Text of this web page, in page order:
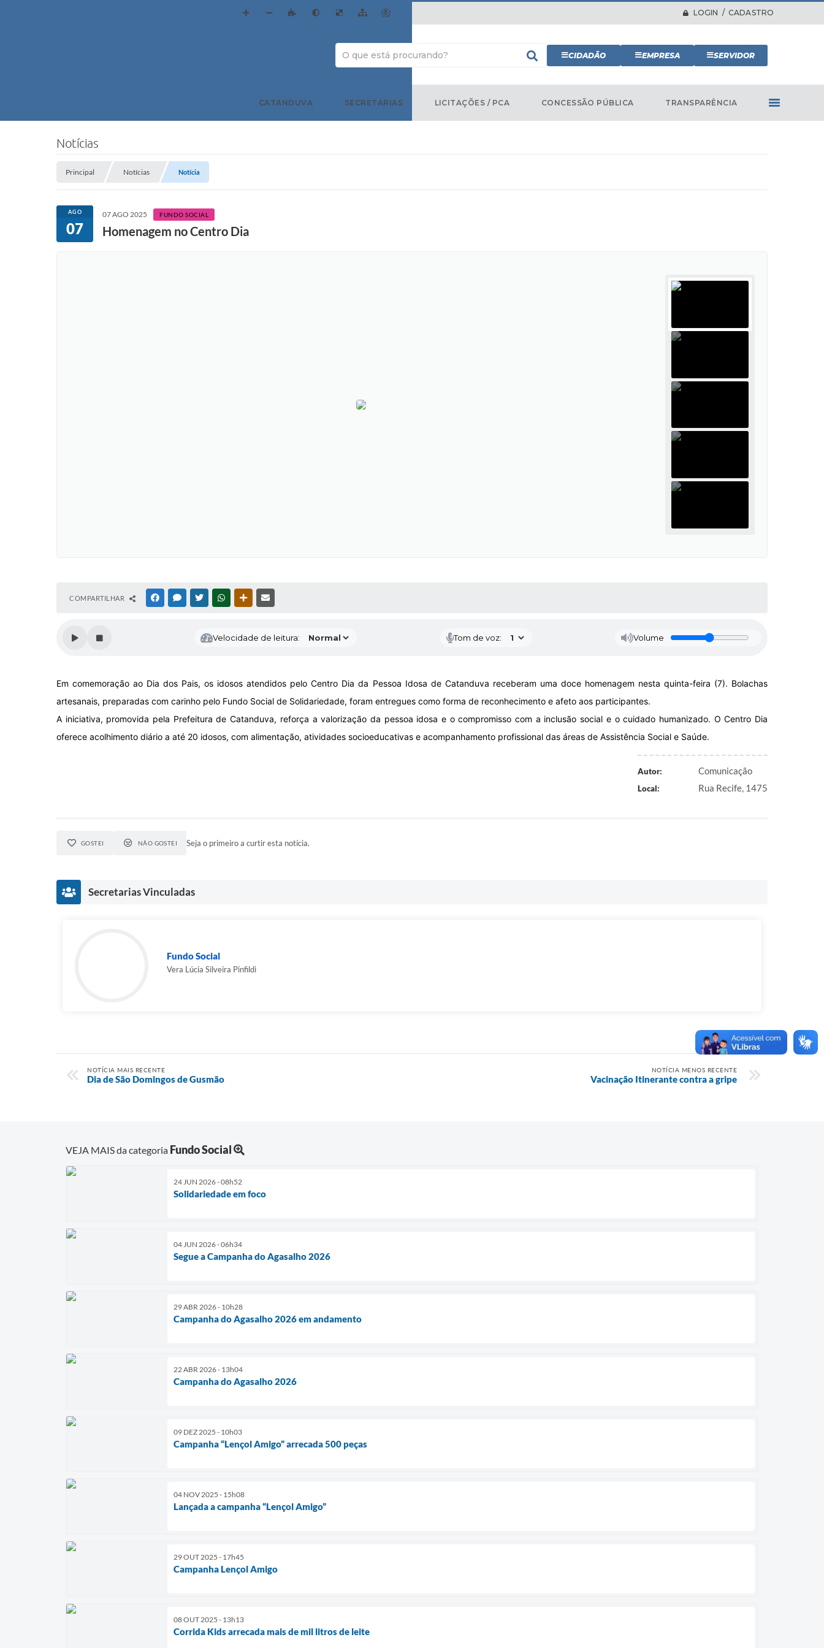
LOGIN / CADASTRO
CIDADÃO EMPRESA SERVIDOR
CATANDUVA SECRETARIAS LICITAÇÕES / PCA CONCESSÃO PÚBLICA TRANSPARÊNCIA
Notícias
Principal Notícias Notícia
AGO
07
07 AGO 2025 FUNDO SOCIAL
Homenagem no Centro Dia
COMPARTILHAR FACEBOOKMESSENGER
TWITTERWHATSAPPOUTRAS MÍDIAS
Velocidade de leitura: Tom de voz: Volume
Em comemoração ao Dia dos Pais, os idosos atendidos pelo Centro Dia da Pessoa Idosa de Catanduva receberam uma doce homenagem nesta quinta-feira (7). Bolachas
artesanais, preparadas com carinho pelo Fundo Social de Solidariedade, foram entregues como forma de reconhecimento e afeto aos participantes.
A iniciativa, promovida pela Prefeitura de Catanduva, reforça a valorização da pessoa idosa e o compromisso com a inclusão social e o cuidado humanizado. O Centro Dia
oferece acolhimento diário a até 20 idosos, com alimentação, atividades socioeducativas e acompanhamento profissional das áreas de Assistência Social e Saúde.
Autor: Comunicação
Local: Rua Recife, 1475
GOSTEI NÃO GOSTEI Seja o primeiro a curtir esta notícia.
Secretarias Vinculadas
Fundo Social
Vera Lúcia Silveira Pinfildi
NOTÍCIA MAIS RECENTE
Dia de São Domingos de Gusmão
NOTÍCIA MENOS RECENTE
Vacinação Itinerante contra a gripe
VEJA MAIS da categoria Fundo Social
24 JUN 2026 - 08h52
Solidariedade em foco
04 JUN 2026 - 06h34
Segue a Campanha do Agasalho 2026
29 ABR 2026 - 10h28
Campanha do Agasalho 2026 em andamento
22 ABR 2026 - 13h04
Campanha do Agasalho 2026
09 DEZ 2025 - 10h03
Campanha “Lençol Amigo” arrecada 500 peças
04 NOV 2025 - 15h08
Lançada a campanha “Lençol Amigo”
29 OUT 2025 - 17h45
Campanha Lençol Amigo
08 OUT 2025 - 13h13
Corrida Kids arrecada mais de mil litros de leite